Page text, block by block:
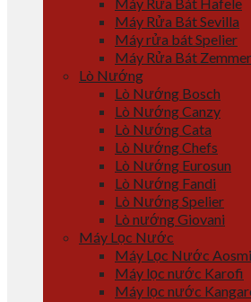
Máy Rửa Bát Sevilla
Máy rửa bát Spelier
Máy Rửa Bát Zemmer
Lò Nướng
Lò Nướng Bosch
Lò Nướng Canzy
Lò Nướng Cata
Lò Nướng Chefs
Lò Nướng Eurosun
Lò Nướng Fandi
Lò Nướng Spelier
Lò nướng Giovani
Máy Lọc Nước
Máy Lọc Nước
Máy lọc nước Karofi
Máy lọc nước